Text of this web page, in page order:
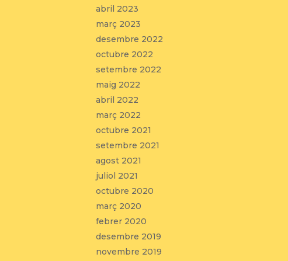
abril 2023
març 2023
desembre 2022
octubre 2022
setembre 2022
maig 2022
abril 2022
març 2022
octubre 2021
setembre 2021
agost 2021
juliol 2021
octubre 2020
març 2020
febrer 2020
desembre 2019
novembre 2019